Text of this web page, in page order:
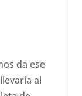
da ese
al